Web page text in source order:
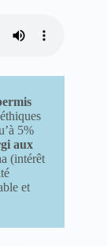
5%
aux
(intérêt
et